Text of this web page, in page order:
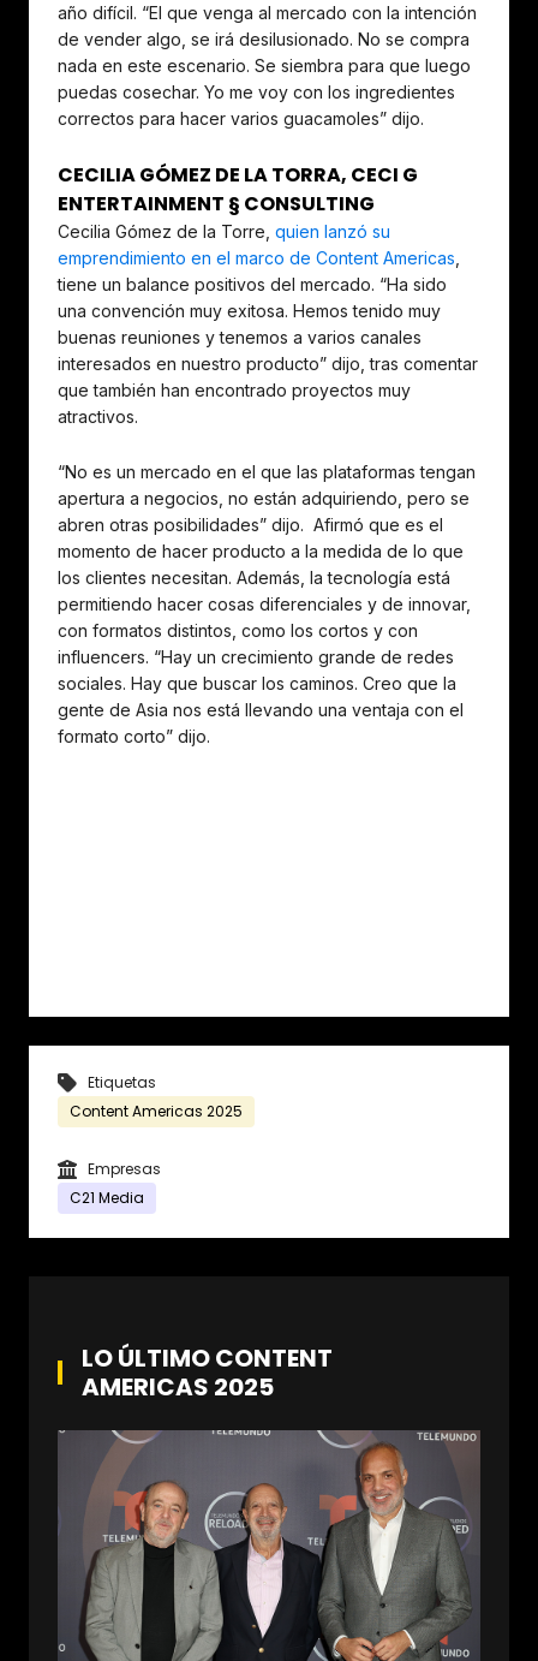
año difícil. “El que venga al mercado con la intención
de vender algo, se irá desilusionado. No se compra
nada en este escenario. Se siembra para que luego
puedas cosechar. Yo me voy con los ingredientes
correctos para hacer varios guacamoles” dijo.
CECILIA GÓMEZ DE LA TORRA, CECI G
ENTERTAINMENT § CONSULTING
Cecilia Gómez de la Torre, quien lanzó su
emprendimiento en el marco de Content Americas
tiene un balance positivos del mercado. “Ha sido
una convención muy exitosa. Hemos tenido muy
buenas reuniones y tenemos a varios canales
interesados en nuestro producto” dijo, tras comentar
que también han encontrado proyectos muy
atractivos.
“No es un mercado en el que las plataformas tengan
apertura a negocios, no están adquiriendo, pero se
abren otras posibilidades” dijo. Afirmó que es el
momento de hacer producto a la medida de lo que
los clientes necesitan. Además, la tecnología está
permitiendo hacer cosas diferenciales y de innovar,
con formatos distintos, como los cortos y con
influencers. “Hay un crecimiento grande de redes
sociales. Hay que buscar los caminos. Creo que la
gente de Asia nos está llevando una ventaja con el
formato corto” dijo.
Etiquetas
Content Americas 2025
Empresas
C21 Media
LO ÚLTIMO CONTENT
AMERICAS 2025